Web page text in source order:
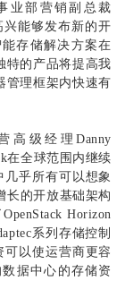
业部营销副总裁
兴能够发布新的开
存储解决方案在
特的产品将提高我
管理框架内快速有
高级经理Danny
在全球范围内继续
乎所有可以想象
长的开放基础架构
Horizon
系列存储控制
以使运营商更容
据中心的存储资